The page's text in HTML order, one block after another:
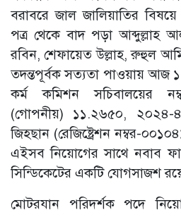
বরাবরে জাল জালিয়াতির
পত্র থেকে বাদ পড়া আব্দুল্লাহ
রবিন, শেফায়েত উল্লাহ, রুহুল
তদন্তপূর্বক সত্যতা পাওয়ায় আজ
কর্ম কমিশন সচিবালয়ের
(গোপনীয়) ১১.২৬৫০, ২০২৪-
জিহছান (রেজিষ্ট্রেশন নম্বর-
এইসব নিয়োগের সাথে নবাব
সিন্ডিকেটের একটি যোগসাজশ
মোটরযান পরিদর্শক পদে